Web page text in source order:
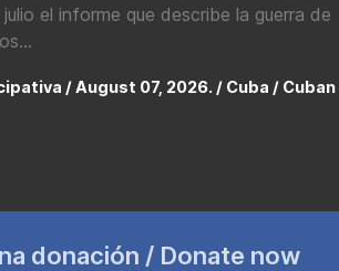
el informe que describe la guerra de
/ August 07, 2026. / Cuba / Cuban
donación / Donate now